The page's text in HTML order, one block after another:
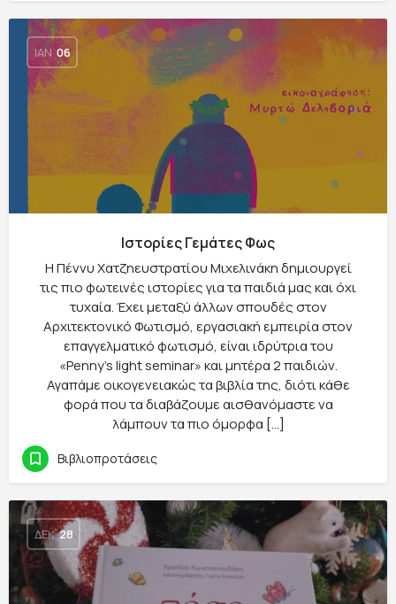
ΙΑΝ 06
Ιστορίες Γεμάτες Φως
Η Πέννυ Χατζηευστρατίου Μιχελινάκη δημιουργεί
τις πιο φωτεινές ιστορίες για τα παιδιά μας και όχι
τυχαία. Έχει μεταξύ άλλων σπουδές στον
Αρχιτεκτονικό Φωτισμό, εργασιακή εμπειρία στον
επαγγελματικό φωτισμό, είναι ιδρύτρια του
«Penny’s light seminar» και μητέρα 2 παιδιών.
Αγαπάμε οικογενειακώς τα βιβλία της, διότι κάθε
φορά που τα διαβάζουμε αισθανόμαστε να
λάμπουν τα πιο όμορφα […]
Βιβλιοπροτάσεις
ΔΕΚ 28